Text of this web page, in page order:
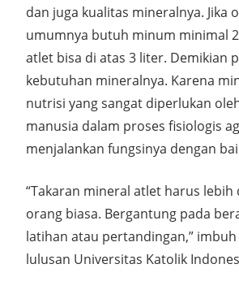
dan juga kualitas mineralnya. Jika
umumnya butuh minum minimal
atlet bisa di atas 3 liter. Demikian
kebutuhan mineralnya. Karena
nutrisi yang sangat diperlukan
manusia dalam proses fisiologis
menjalankan fungsinya dengan
“Takaran mineral atlet harus lebih
orang biasa. Bergantung pada
latihan atau pertandingan,”
lulusan Universitas Katolik